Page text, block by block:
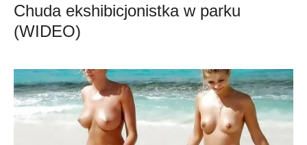
Chuda ekshibicjonistka w parku
(WIDEO)